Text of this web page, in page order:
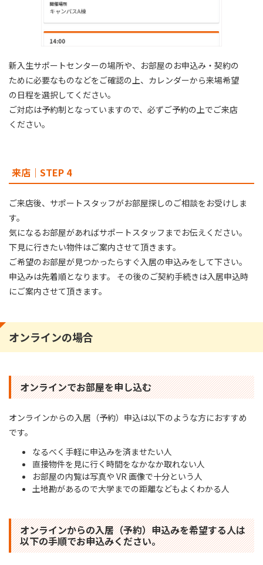
新入生サポートセンターの場所や、お部屋のお申込み・契約の
ために必要なものなどをご確認の上、カレンダーから来場希望
の⽇程を選択してください。
ご対応は予約制となっていますので、必ずご予約の上でご来店
ください。
来店｜STEP 4
ご来店後、サポートスタッフがお部屋探しのご相談をお受けしま
す。
気になるお部屋があればサポートスタッフまでお伝えください。
下⾒に⾏きたい物件はご案内させて頂きます。
ご希望のお部屋が⾒つかったらすぐ⼊居の申込みをして下さい。
申込みは先着順となります。 その後のご契約⼿続きは⼊居申込時
にご案内させて頂きます。
オンラインの場合
オンラインでお部屋を申し込む
オンラインからの入居（予約）申込は以下のような方におすすめ
です。
なるべく手軽に申込みを済ませたい人
直接物件を見に行く時間をなかなか取れない人
お部屋の内覧は写真や VR 画像で十分という人
土地勘があるので大学までの距離などもよくわかる人
オンラインからの⼊居（予約）申込みを希望する⼈は
以下の⼿順でお申込みください。